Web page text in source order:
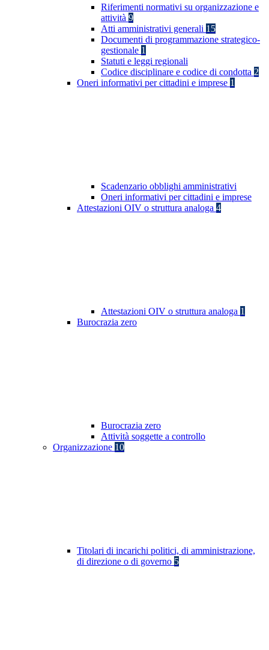
Riferimenti normativi su organizzazione e
attività 9
Atti amministrativi generali 15
Documenti di programmazione strategico-
gestionale 1
Statuti e leggi regionali
Codice disciplinare e codice di condotta 2
Oneri informativi per cittadini e imprese 1
Scadenzario obblighi amministrativi
Oneri informativi per cittadini e imprese
Attestazioni OIV o struttura analoga 4
Attestazioni OIV o struttura analoga 1
Burocrazia zero
Burocrazia zero
Attività soggette a controllo
Organizzazione 10
Titolari di incarichi politici, di amministrazione,
di direzione o di governo 5